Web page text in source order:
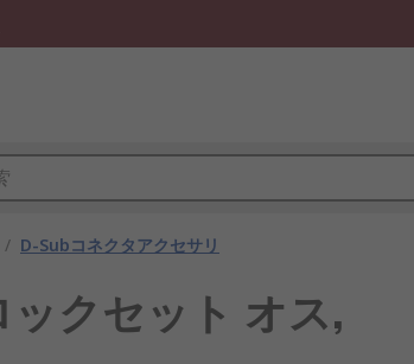
/ D-Subコネクタアクセサリ
ックセット オス,